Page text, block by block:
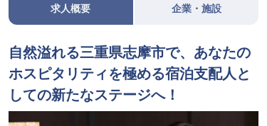
求人概要 企業・施設
自然溢れる三重県志摩市で、あなたの
ホスピタリティを極める宿泊支配人と
しての新たなステージへ！